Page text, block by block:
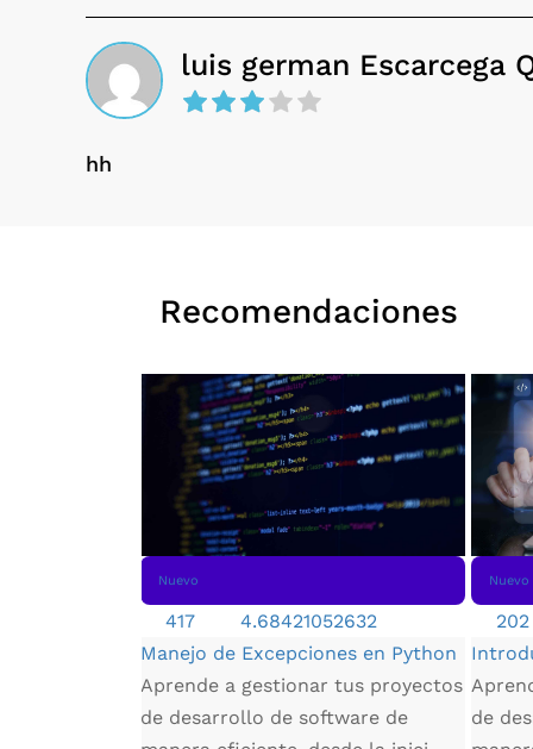
luis german Escarcega
hh
Recomendaciones
Nuevo
417
4.68421052632
Manejo de Excepciones en Python
Aprende a gestionar tus proyectos
de desarrollo de software de
Nuevo
202
de